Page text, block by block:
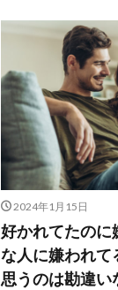
2024年1月15日
好かれてたのに
な人に嫌われて
思うのは勘違い